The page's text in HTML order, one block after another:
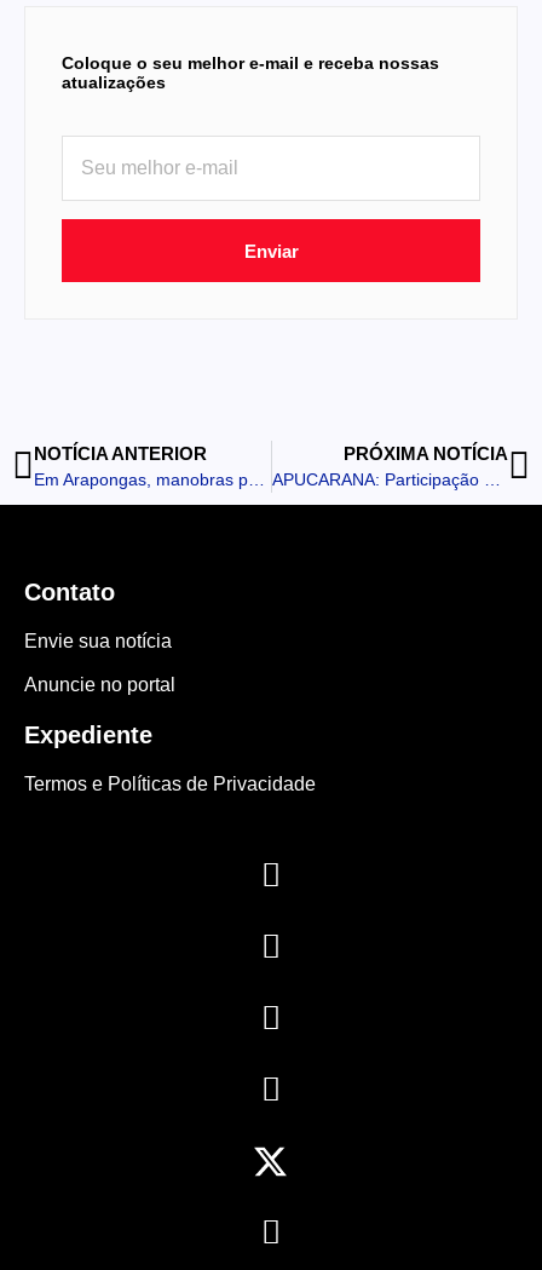
Coloque o seu melhor e-mail e receba nossas
atualizações
Enviar
NOTÍCIA ANTERIOR
Em Arapongas, manobras perigosas terminam com motorista embriagado preso
PRÓXIMA NOTÍCIA
APUCARANA: Participação popular marca 13ª Conferência Municipal de Saúde
Contato
Envie sua notícia
Anuncie no portal
Expediente
Termos e Políticas de Privacidade